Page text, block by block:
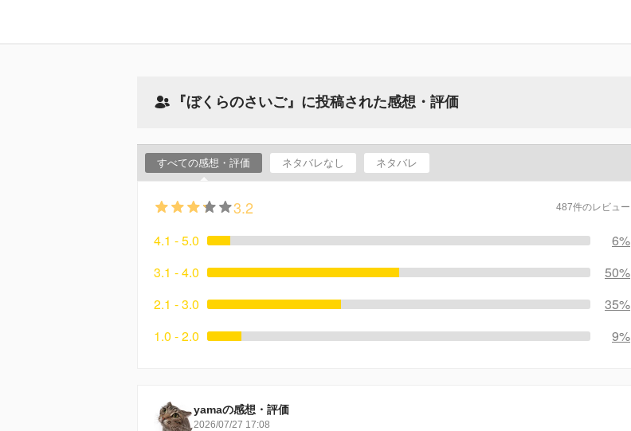
『ぼくらのさいご』に投稿された感想・評価
すべての感想・評価 ネタバレなし ネタバレ
3.2 487件のレビュー
4.1 - 5.0
6%
3.1 - 4.0
50%
2.1 - 3.0
35%
1.0 - 2.0
9%
yamaの感想・評価
2026/07/27 17:08